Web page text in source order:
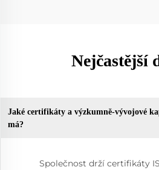
Nejčastější
Jaké certifikáty a výzkumně-vývojové
má?
Společnost drží certifikáty